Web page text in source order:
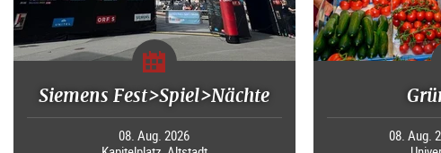
Siemens Fest>Spiel>Nächte
08. Aug. 2026
08. Aug.